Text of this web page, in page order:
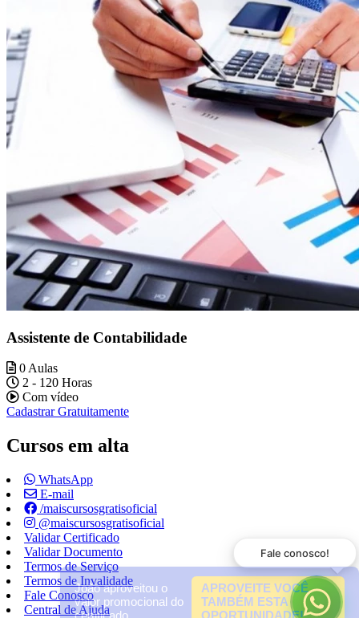
Assistente de Contabilidade
0 Aulas
2 - 120 Horas
Com vídeo
Cadastrar Gratuitamente
Cursos em alta
WhatsApp
E-mail
/maiscursosgratisoficial
@maiscursosgratisoficial
Validar Certificado
Validar Documento
Termos de Serviço
Termos de Invalidade
Fale Conosco
Central de Ajuda
Fale conosco!
João aproveitou o
valor promocional do
certificado.
APROVEITE VOCÊ
TAMBÉM ESTA
OPORTUNIDADE!